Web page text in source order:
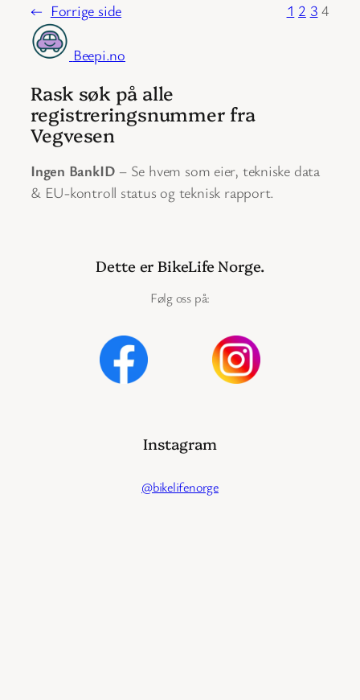
← Forrige side 1 2 3 4
Beepi.no
Rask søk på alle
registreringsnummer fra
Vegvesen
Ingen BankID – Se hvem som eier, tekniske data
& EU-kontroll status og teknisk rapport.
Dette er BikeLife Norge.
Følg oss på:
Instagram
@bikelifenorge